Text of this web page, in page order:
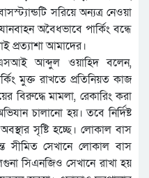
সরিয়ে অন্যত্র নেওয়া
অবৈধভাবে পার্কিং বন্ধে
প্রত্যাশা আমাদের।
আব্দুল ওয়াহিদ বলেন,
মুক্ত রাখতে প্রতিনিয়ত কাজ
বিরুদ্ধে মামলা, রেকারিং করা
চালানো হয়। তবে নির্দিষ্ট
সৃষ্টি হচ্ছে। লোকাল বাস
সীমিত সেখানে লোকাল বাস
সিএনজিও সেখানে রাখা হয়